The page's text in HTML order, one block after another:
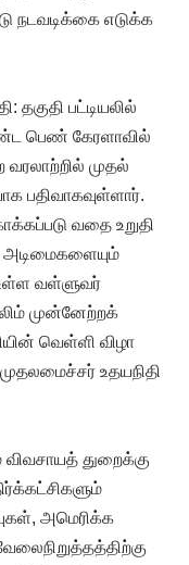
நடவடிக்கை எடுக்க
பட்டியலில்
பெண் கேரளாவில்
வரலாற்றில் முதல்
பதிவாகவுள்ளார்.
வதை உறுதி
அடிமைகளையும்
வள்ளுவர்
முன்னேற்றக்
வெள்ளி விழா
உதயநிதி
துறைக்கு
அமெரிக்க